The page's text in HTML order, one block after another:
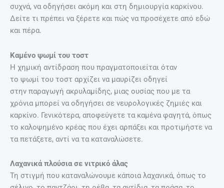
συχνά, να οδηγήσει ακόμη και στη δημιουργία καρκίνου.
Δείτε τι πρέπει να ξέρετε και πώς να προσέχετε από εδώ
και πέρα.
Καμένο ψωμί του τοστ
Η χημική αντίδραση που πραγματοποιείται όταν
το ψωμί του τοστ αρχίζει να μαυρίζει οδηγεί
στην παραγωγή ακρυλαμίδης, μιας ουσίας που με τα
χρόνια μπορεί να οδηγήσει σε νευρολογικές ζημιές και
καρκίνο. Γενικότερα, αποφεύγετε τα καμένα φαγητά, όπως
το καλοψημένο κρέας που έχει αρπάξει και προτιμήστε να
τα πετάξετε, αντί να τα καταναλώσετε.
Λαχανικά πλούσια σε νιτρικό άλας
Τη στιγμή που καταναλώνουμε κάποια λαχανικά, όπως το